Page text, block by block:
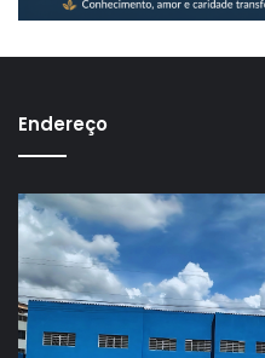
Endereço